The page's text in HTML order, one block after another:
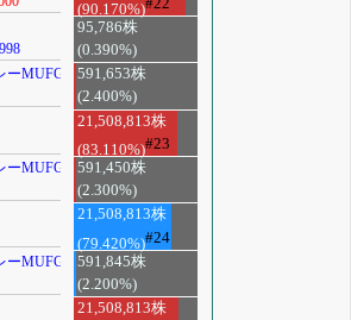
(90.170%)
95,786株
(0.390%)
ーMUFG
591,653株
(2.400%)
21,508,813株
(83.110%)#23
ーMUFG
591,450株
(2.300%)
21,508,813株
(79.420%)#24
ーMUFG
591,845株
(2.200%)
21,508,813株